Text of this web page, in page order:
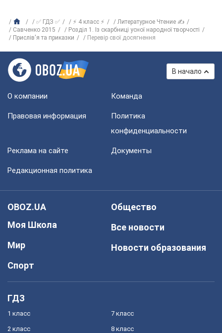
✅ ГДЗ ✅ ⚡ 4 класс ⚡
Литературное Чтение ✍
Савченко 2015
Розділ 1. Із скарбниці усної народної творчості
Прислів'я та приказки
Перевір свої досягнення
В начало
О компании Команда
Правовая информация
Политика
конфиденциальности
Реклама на сайте Документы
Редакционная политика
OBOZ.UA
Моя Школа
Мир
Спорт
Общество
Все новости
Новости образования
ГДЗ
1 класс
2 класс
7 класс
8 класс